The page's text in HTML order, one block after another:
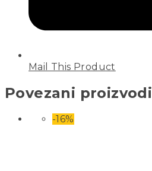
Mail This Product
Povezani proizvodi
-16%